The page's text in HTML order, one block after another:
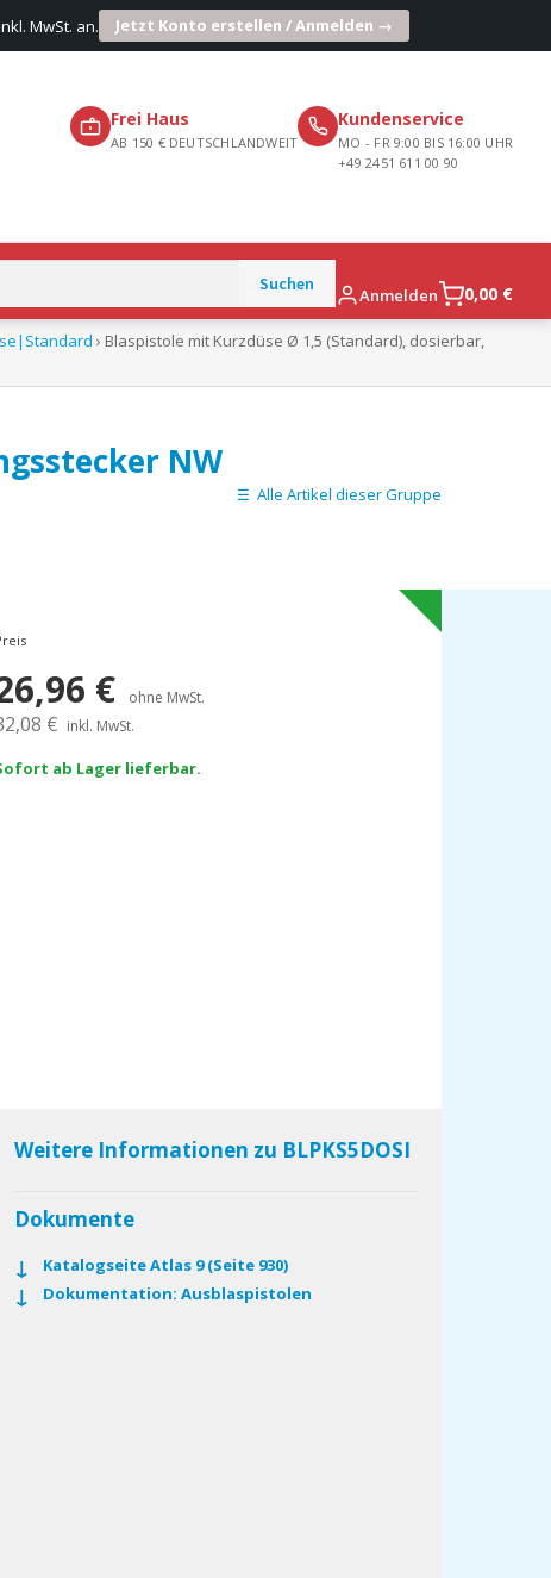
MwSt. an. Jetzt Konto erstellen / Anmelden →
Frei Haus
AB 150 € DEUTSCHLANDWEIT
Kundenservice
MO - FR 9:00 BIS 16:00 UHR
+49 2451 611 00 90
Anmelden 0,00 €
› Blaspistole mit Kurzdüse Ø 1,5 (Standard), dosierbar,
NW
Alle Artikel dieser Gruppe
€ ohne MwSt.
€ inkl. MwSt.
ab Lager lieferbar.
Weitere Informationen zu BLPKS5DOSI
Dokumente
Katalogseite Atlas 9 (Seite 930)
Dokumentation: Ausblaspistolen